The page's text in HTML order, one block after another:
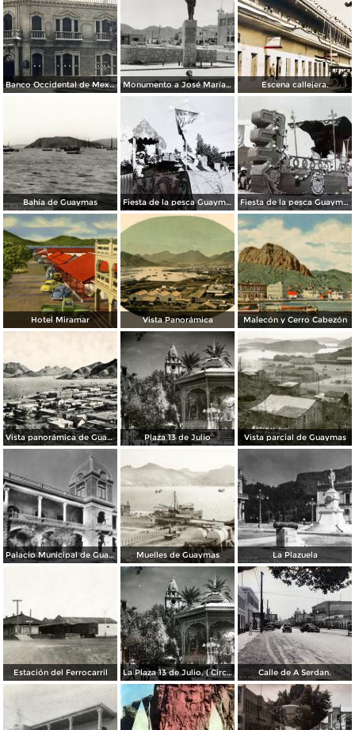
Banco Occidental de Mexico en Guaymas Sonora. Monumento a José María Yáñez Escena callejera.
Bahía de Guaymas Fiesta de la pesca Guaymas, Sonora 1949 Fiesta de la pesca Guaymas, Sonora 1949
Hotel Miramar Vista Panorámica Malecón y Cerro Cabezón
Vista panorámica de Guaymas Plaza 13 de Julio Vista parcial de Guaymas
Palacio Municipal de Guaymas Muelles de Guaymas La Plazuela
Estación del Ferrocarril La Plaza 13 de Julio. ( Circulada el 11 de Agosto de 1958 ). Calle de A Serdan.